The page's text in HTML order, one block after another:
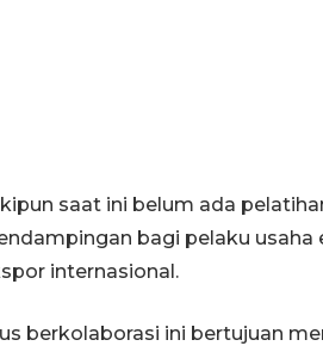
saat ini belum ada
bagi pelaku
internasional.
berkolaborasi ini bertujuan